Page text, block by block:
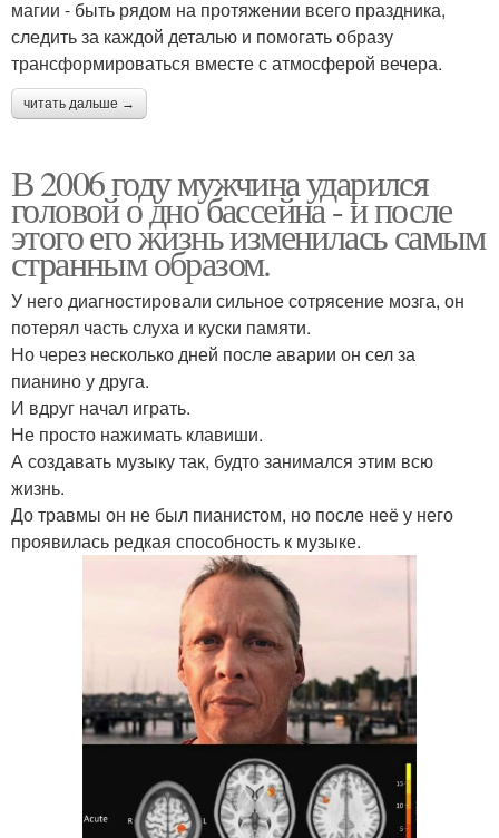
магии - быть рядом на протяжении всего праздника,
следить за каждой деталью и помогать образу
трансформироваться вместе с атмосферой вечера.
читать дальше →
В 2006 году мужчина ударился
головой о дно бассейна - и после
этого его жизнь изменилась самым
странным образом.
У него диагностировали сильное сотрясение мозга, он
потерял часть слуха и куски памяти.
Но через несколько дней после аварии он сел за
пианино у друга.
И вдруг начал играть.
Не просто нажимать клавиши.
А создавать музыку так, будто занимался этим всю
жизнь.
До травмы он не был пианистом, но после неё у него
проявилась редкая способность к музыке.